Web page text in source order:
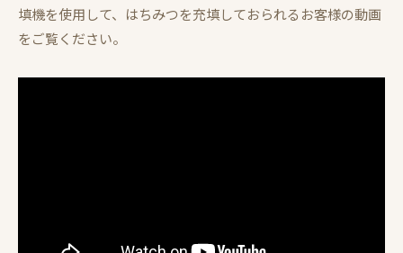
填機を使用して、はちみつを充填しておられるお客様の動画
をご覧ください。